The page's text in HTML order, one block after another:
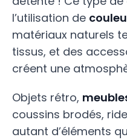
l’utilisation de
matériaux naturels
tissus, et des
créent une
Objets rétro,
coussins brodés,
autant d’éléments